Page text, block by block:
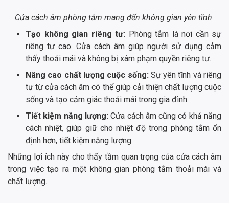
Cửa cách âm phòng tắm mang đến không gian yên tĩnh
Tạo không gian riêng tư: Phòng tắm là nơi cần sự
riêng tư cao. Cửa cách âm giúp người sử dụng cảm
thấy thoải mái và không bị xâm phạm quyền riêng tư.
Nâng cao chất lượng cuộc sống: Sự yên tĩnh và riêng
tư từ cửa cách âm có thể giúp cải thiện chất lượng cuộc
sống và tạo cảm giác thoải mái trong gia đình.
Tiết kiệm năng lượng: Cửa cách âm cũng có khả năng
cách nhiệt, giúp giữ cho nhiệt độ trong phòng tắm ổn
định hơn, tiết kiệm năng lượng.
Những lợi ích này cho thấy tầm quan trọng của cửa cách âm
trong việc tạo ra một không gian phòng tắm thoải mái và
chất lượng.